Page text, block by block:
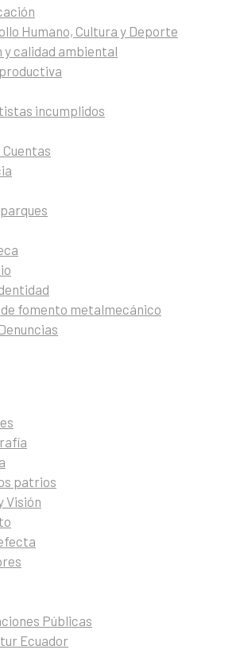
Humano, Cultura y Deporte
y calidad ambiental
incumplidos
Cuentas
fomento metalmecánico
patrios
Visión
Públicas
Ecuador